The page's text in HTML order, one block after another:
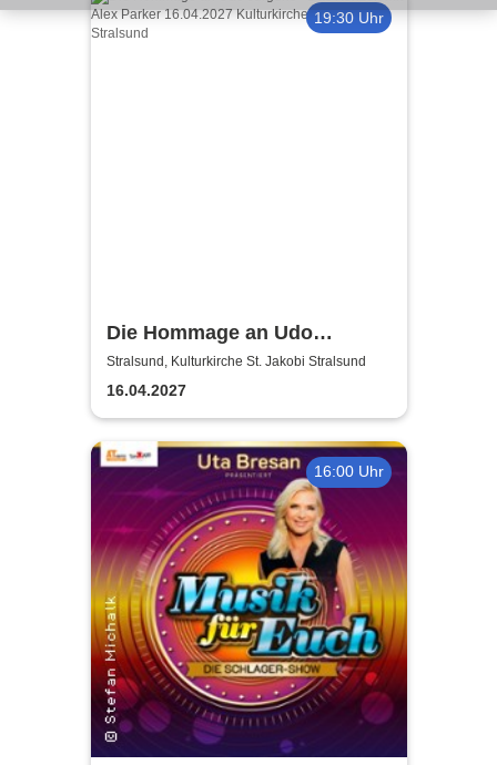
19:30 Uhr
Die Hommage an Udo
Jürgens - Das Konzert mit
Alex Parker
Stralsund, Kulturkirche St. Jakobi Stralsund
16.04.2027
16:00 Uhr